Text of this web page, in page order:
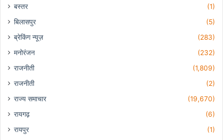
बस्तर
(1)
बिलासपुर
(5)
ब्रेकिंग न्यूज़
(283)
मनोरंजन
(232)
राजनीती
(1,809)
राजनीती
(2)
राज्य समाचार
(19,670)
रायगढ़
(6)
रायपुर
(1)